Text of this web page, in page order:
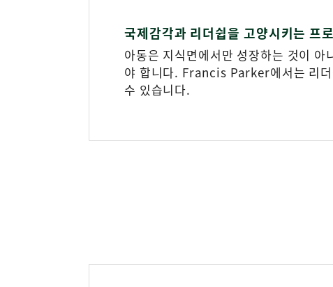
국제감각과 리더쉽을 고양시키는 프
아동은 지식면에서만 성장하는 것이
야 합니다. Francis Parker에서는 리
수 있습니다.